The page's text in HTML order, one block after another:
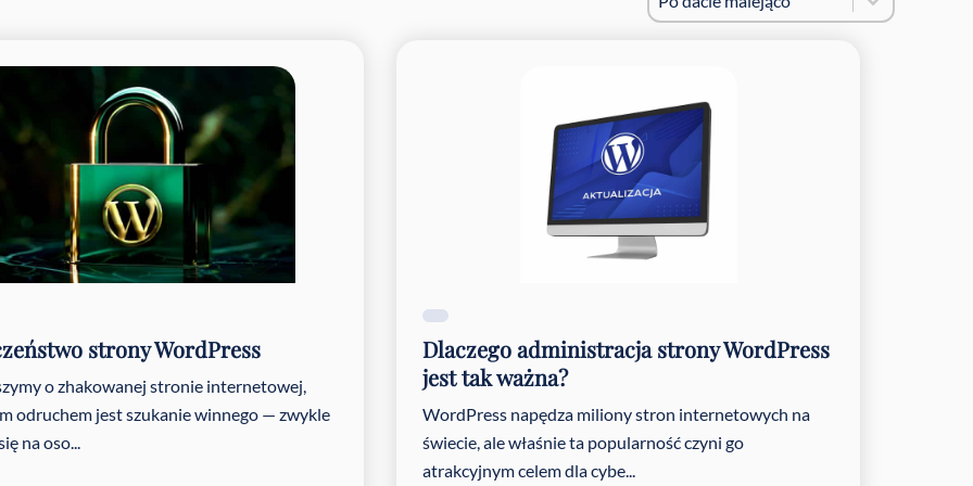
strony WordPress
o zhakowanej stronie internetowej,
odruchem jest szukanie winnego — zwykle
na oso...
Dlaczego administracja strony WordPress
jest tak ważna?
WordPress napędza miliony stron internetowych na
świecie, ale właśnie ta popularność czyni go
atrakcyjnym celem dla cybe...